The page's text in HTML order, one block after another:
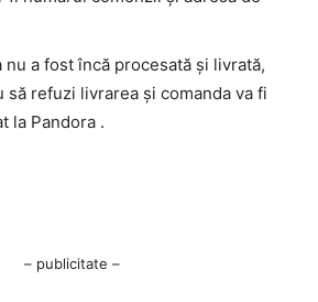
nu a fost încă procesată și livrată,
să refuzi livrarea și comanda va fi
la Pandora .
– publicitate –